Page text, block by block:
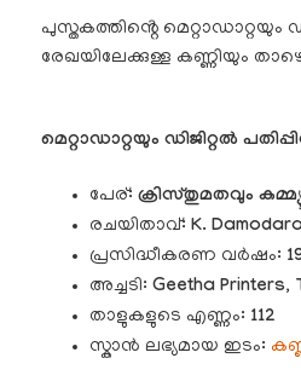
പുസ്തകത്തിൻ്റെ മെറ്റാഡാറ്റയും
രേഖയിലേക്കുള്ള കണ്ണിയും
മെറ്റാഡാറ്റയും ഡിജിറ്റൽ
പേര്:ക്രിസ്തുമതവും
രചയിതാവ്: K.
പ്രസിദ്ധീകരണ വർഷം:
അച്ചടി: Geetha Printers,
താളുകളുടെ എണ്ണം: 112
സ്കാൻ ലഭ്യമായ ഇടം: